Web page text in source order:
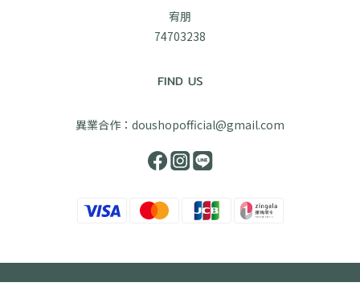
宥朋
74703238
FIND US
異業合作：doushopofficial@gmail.com